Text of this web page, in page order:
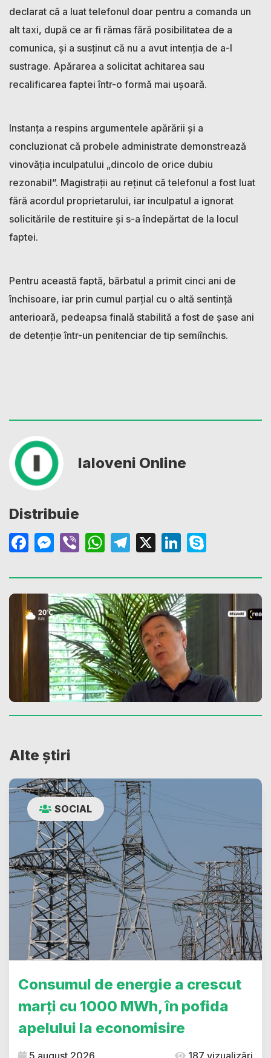
declarat că a luat telefonul doar pentru a comanda un
alt taxi, după ce ar fi rămas fără posibilitatea de a
comunica, și a susținut că nu a avut intenția de a-l
sustrage. Apărarea a solicitat achitarea sau
recalificarea faptei într-o formă mai ușoară.
Instanța a respins argumentele apărării și a
concluzionat că probele administrate demonstrează
vinovăția inculpatului „dincolo de orice dubiu
rezonabil”. Magistrații au reținut că telefonul a fost luat
fără acordul proprietarului, iar inculpatul a ignorat
solicitările de restituire și s-a îndepărtat de la locul
faptei.
Pentru această faptă, bărbatul a primit cinci ani de
închisoare, iar prin cumul parțial cu o altă sentință
anterioară, pedeapsa finală stabilită a fost de șase ani
de detenție într-un penitenciar de tip semiînchis.
Ialoveni Online
Distribuie
Facebook
Messenger
ViberWhatsApp
Telegram
X LinkedIn
Alte știri
SOCIAL
Consumul de energie a crescut
marți cu 1000 MWh, în pofida
apelului la economisire